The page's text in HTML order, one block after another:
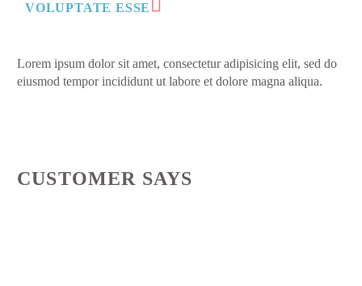
VOLUPTATE ESSE
Lorem ipsum dolor sit amet, consectetur adipisicing elit, sed do
eiusmod tempor incididunt ut labore et dolore magna aliqua.
CUSTOMER SAYS